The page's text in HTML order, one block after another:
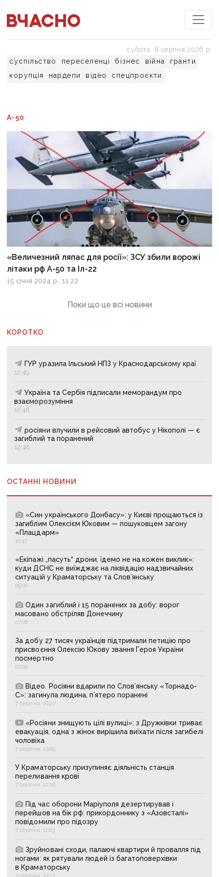
суспільство переселенці бізнес війна
гранти
корупція
нардепи відео спецпроєкти
субота, 8 серпня 2026 р.
А-50
«Величезний ляпас для росії»: ЗСУ збили ворожі
літаки рф А-50 та Іл-22
15 січня 2024 р., 11:22
Поки що це всі новини
КОРОТКО
ГУР уразила Ільський НПЗ у Краснодарському краї
12:49
Україна та Сербія підписали меморандум про
взаєморозуміння
12:48
росіяни влучили в рейсовий автобус у Нікополі — є
загиблий та поранений
12:48
ОСТАННІ НОВИНИ
«Син українського Донбасу»: у Києві прощаються із
загиблим Олексієм Юковим — пошуковцем загону
«Плацдарм»
10:47
«Екіпажі „пасуть“ дрони, їдемо не на кожен виклик»:
куди ДСНС не виїжджає на ліквідацію надзвичайних
ситуацій у Краматорську та Слов’янську
09:00
Один загиблий і 15 поранених за добу: ворог
масовано обстріляв Донеччину
07:08
За добу 27 тисяч українців підтримали петицію про
присвоєння Олексію Юкову звання Героя України
посмертно
07:00
Відео. Росіяни вдарили по Слов’янську «Торнадо-
С»: загинула людина, п’ятеро поранені
7 серпня, 16:27
«Росіяни знищують цілі вулиці»: з Дружківки триває
евакуація, одна з жінок вирішила виїхати після загибелі
чоловіка
7 серпня, 13:05
У Краматорську призупиняє діяльність станція
переливання крові
7 серпня, 12:16
Під час оборони Маріуполя дезертирував і
перейшов на бік рф: прикордоннику з «Азовсталі»
повідомили про підозру
7 серпня, 11:03
Зруйновані сходи, палаючі квартири й провалля під
ногами: як рятували людей із багатоповерхівки
в Краматорську
7 серпня, 10:17